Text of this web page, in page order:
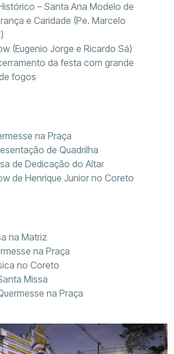
– Santa Ana Modelo de
e Caridade (Pe. Marcelo
(Eugenio Jorge e Ricardo Sá)
da festa com grande
fogos
na Praça
de Quadrilha
de Dedicação do Altar
de Henrique Junior no Coreto
na Matriz
na Praça
no Coreto
Missa
na Praça